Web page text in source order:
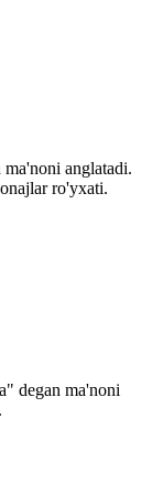
anglatadi.
ro'yxati.
degan ma'noni